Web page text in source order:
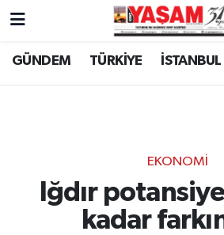
GÜNDEM TÜRKİYE İSTANBUL
EKONOMİ
Iğdır
kadar